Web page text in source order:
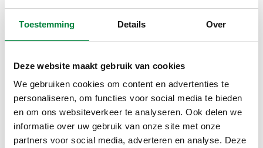
Toestemming Details Over
Deze website maakt gebruik van cookies
We gebruiken cookies om content en advertenties te
personaliseren, om functies voor social media te bieden
en om ons websiteverkeer te analyseren. Ook delen we
informatie over uw gebruik van onze site met onze
partners voor social media, adverteren en analyse. Deze
CALEFFI, 149400 H10. Aansluitkit voor HVAC terminal
units met venturi. Compleet met: PICV; drie-weg
afsluitklep; geïntegreerde by-pass; venturi voor
debietregeling met aansluitpunten voor druktesten
(alleen bij 149.00 codes); mesh filter; voorgevormde
SCIP code
8775b454-c5a7-4905-a3eb-
b6215e8b9af1
Weergeven
Kopiëren